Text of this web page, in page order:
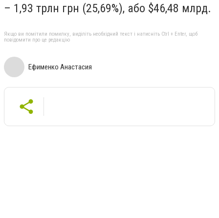
– 1,93 трлн грн (25,69%), або $46,48 млрд.
Якщо ви помітили помилку, виділіть необхідний текст і натисніть Ctrl + Enter, щоб
повідомити про це редакцію
Ефименко Анастасия